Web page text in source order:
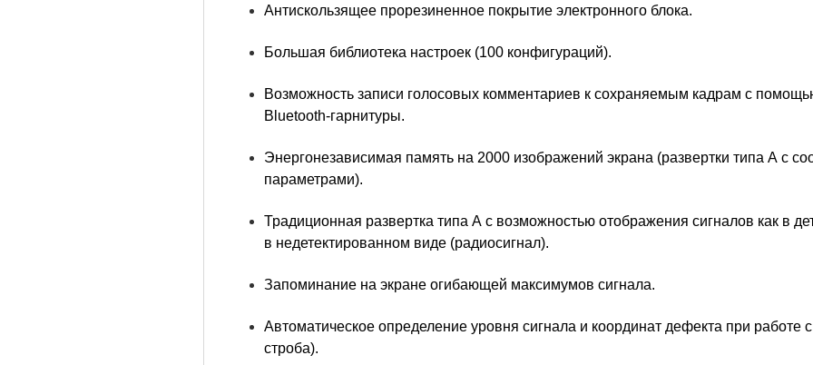
Антискользящее прорезиненное покрытие электронного блока.
Большая библиотека настроек (100 конфигураций).
Возможность записи голосовых комментариев к сохраняемым кадрам c
Bluetooth-гарнитуры.
Энергонезависимая память на 2000 изображений экрана (развертки типа А с
параметрами).
Традиционная развертка типа А с возможностью отображения сигналов как в
в недетектированном виде (радиосигнал).
Запоминание на экране огибающей максимумов сигнала.
Автоматическое определение уровня сигнала и координат дефекта при
строба).